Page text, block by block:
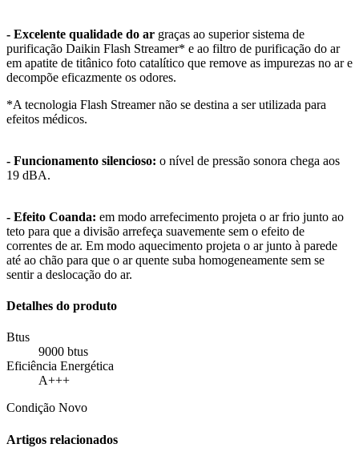
- Excelente qualidade do ar graças ao superior sistema de
purificação Daikin Flash Streamer* e ao filtro de purificação do ar
em apatite de titânico foto catalítico que remove as impurezas no ar e
decompõe eficazmente os odores.
*A tecnologia Flash Streamer não se destina a ser utilizada para
efeitos médicos.
- Funcionamento silencioso: o nível de pressão sonora chega aos
19 dBA.
- Efeito Coanda: em modo arrefecimento projeta o ar frio junto ao
teto para que a divisão arrefeça suavemente sem o efeito de
correntes de ar. Em modo aquecimento projeta o ar junto à parede
até ao chão para que o ar quente suba homogeneamente sem se
sentir a deslocação do ar.
Detalhes do produto
Btus
9000 btus
Eficiência Energética
A+++
Condição Novo
Artigos relacionados